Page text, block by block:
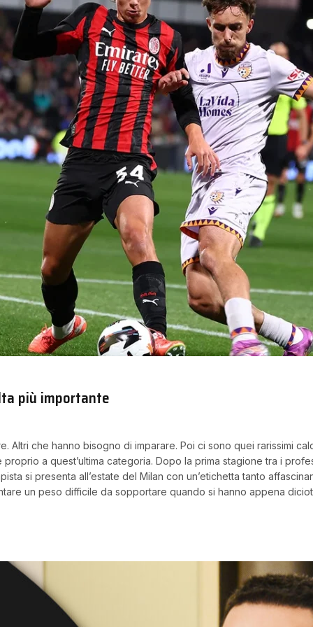
più importante
Altri che hanno bisogno di imparare. Poi ci sono quei rarissimi
a quest’ultima categoria. Dopo la prima stagione tra i
si presenta all’estate del Milan con un’etichetta tanto
un peso difficile da sopportare quando si hanno appena